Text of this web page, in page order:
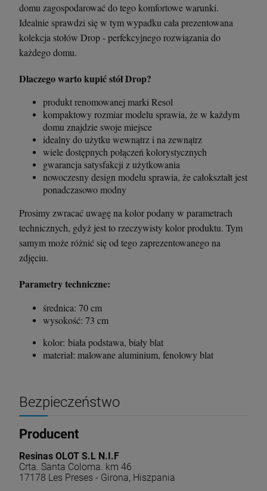
domu zagospodarować do tego komfortowe warunki.
Idealnie sprawdzi się w tym wypadku cała prezentowana
kolekcja stołów Drop - perfekcyjnego rozwiązania do
każdego domu.
Dlaczego warto kupić stół Drop?
produkt renomowanej marki Resol
kompaktowy rozmiar modelu sprawia, że w każdym
domu znajdzie swoje miejsce
idealny do użytku wewnątrz i na zewnątrz
wiele dostępnych połączeń kolorystycznych
gwarancja satysfakcji z użytkowania
nowoczesny design modelu sprawia, że całokształt jest
ponadczasowo modny
Prosimy zwracać uwagę na kolor podany w parametrach
technicznych, gdyż jest to rzeczywisty kolor produktu. Tym
samym może różnić się od tego zaprezentowanego na
zdjęciu.
Parametry techniczne:
średnica: 70 cm
wysokość: 73 cm
kolor: biała podstawa, biały blat
materiał: malowane aluminium, fenolowy blat
Bezpieczeństwo
Producent
Resinas OLOT S.L N.I.F
Crta. Santa Coloma. km 46
17178 Les Preses - Girona, Hiszpania